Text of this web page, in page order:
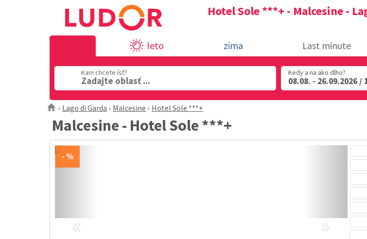
Hotel Sole ***+ - Malcesine -
leto zima Last minute
Kam chcete ísť?
Zadajte oblasť ...
Kedy a na ako dlho?
08.08. - 26.09.2026 /
Lago di Garda Malcesine Hotel Sole ***+
Malcesine - Hotel Sole ***+
« »